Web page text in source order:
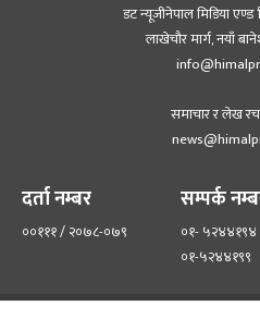
डट न्यूजीनेपाल मिडिया एण्ड
लाखेचौर मार्ग, नयाँ
समाचार र लेख
दर्ता नम्बर
००१११ / २०७८-०७९
सम्पर्क
०१-
०१-५२४४१९९